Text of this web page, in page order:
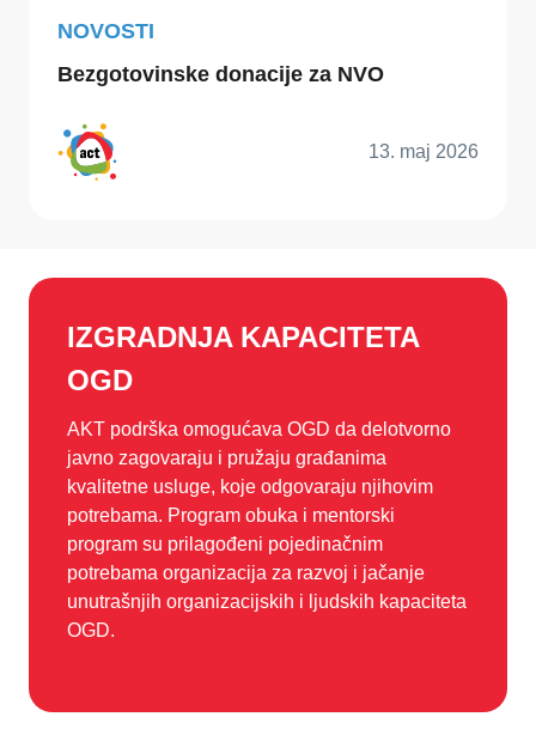
NOVOSTI
Bezgotovinske donacije za NVO
13. maj 2026
IZGRADNJA KAPACITETA
OGD
AKT podrška omogućava OGD da delotvorno
javno zagovaraju i pružaju građanima
kvalitetne usluge, koje odgovaraju njihovim
potrebama. Program obuka i mentorski
program su prilagođeni pojedinačnim
potrebama organizacija za razvoj i jačanje
unutrašnjih organizacijskih i ljudskih kapaciteta
OGD.